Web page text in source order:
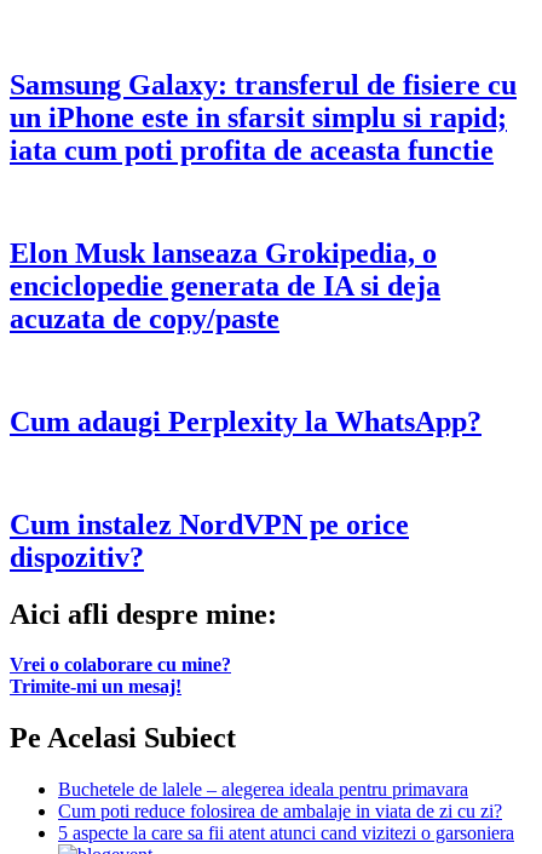
Samsung Galaxy: transferul de fisiere cu
un iPhone este in sfarsit simplu si rapid;
iata cum poti profita de aceasta functie
Elon Musk lanseaza Grokipedia, o
enciclopedie generata de IA si deja
acuzata de copy/paste
Cum adaugi Perplexity la WhatsApp?
Cum instalez NordVPN pe orice
dispozitiv?
Aici afli despre mine:
Vrei o colaborare cu mine?
Trimite-mi un mesaj!
Pe Acelasi Subiect
Buchetele de lalele – alegerea ideala pentru primavara
Cum poti reduce folosirea de ambalaje in viata de zi cu zi?
5 aspecte la care sa fii atent atunci cand vizitezi o garsoniera